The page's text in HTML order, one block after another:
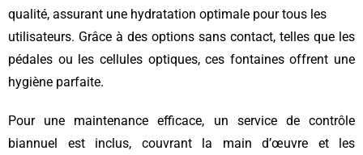
qualité, assurant une hydratation optimale pour tous les
utilisateurs. Grâce à des options sans contact, telles que les
pédales ou les cellules optiques, ces fontaines offrent une
hygiène parfaite.
Pour une maintenance efficace, un service de contrôle
biannuel est inclus, couvrant la main d’œuvre et les